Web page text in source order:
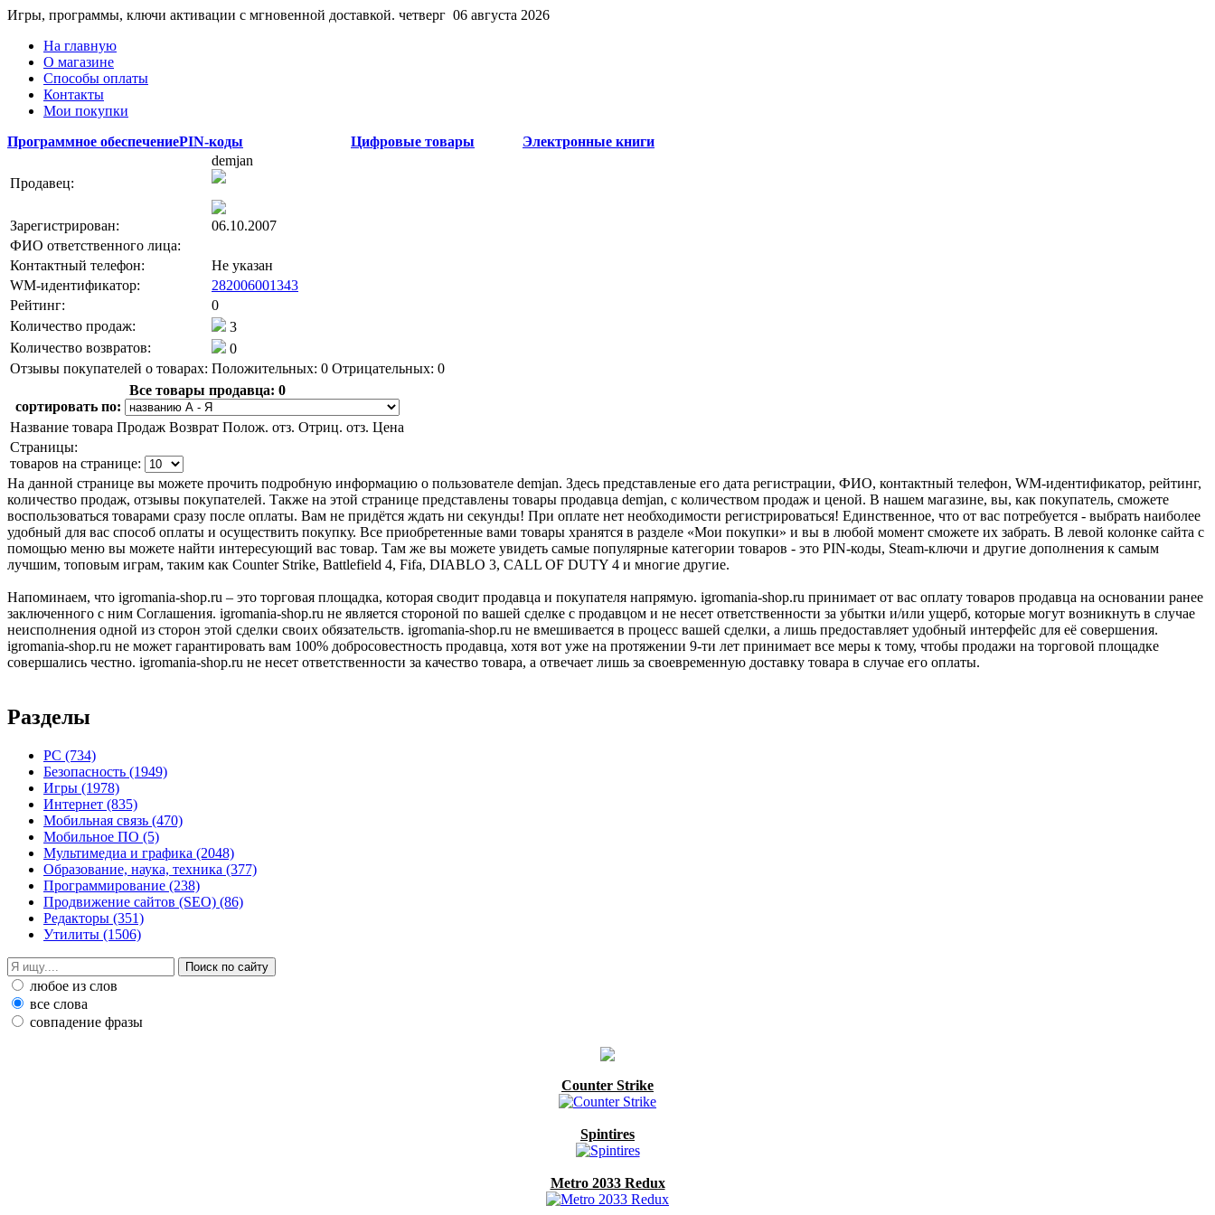
Игры, программы, ключи активации с мгновенной доставкой. четверг 06 августа 2026
На главную
О магазине
Способы оплаты
Контакты
Мои покупки
Программное обеспечениеPIN-коды Цифровые товары Электронные книги
Продавец:
demjan
Зарегистрирован:
06.10.2007
ФИО ответственного лица:
Контактный телефон:
Не указан
WM-идентификатор:
282006001343
Рейтинг:
0
Количество продаж:
3
Количество возвратов:
0
Отзывы покупателей о товарах: Положительных: 0 Отрицательных: 0
Все товары продавца: 0
сортировать по:
Название товара Продаж Возврат Полож. отз. Отриц. отз. Цена
Страницы:
товаров на странице:
На данной странице вы можете прочить подробную информацию о пользователе demjan. Здесь представленые его дата регистрации, ФИО, контактный телефон, WM-идентификатор, рейтинг,
количество продаж, отзывы покупателей. Также на этой странице представлены товары продавца demjan, с количеством продаж и ценой. В нашем магазине, вы, как покупатель, сможете
воспользоваться товарами сразу после оплаты. Вам не придётся ждать ни секунды! При оплате нет необходимости регистрироваться! Единственное, что от вас потребуется - выбрать наиболее
удобный для вас способ оплаты и осуществить покупку. Все приобретенные вами товары хранятся в разделе «Мои покупки» и вы в любой момент сможете их забрать. В левой колонке сайта с
помощью меню вы можете найти интересующий вас товар. Там же вы можете увидеть самые популярные категории товаров - это PIN-коды, Steam-ключи и другие дополнения к самым
лучшим, топовым играм, таким как Counter Strike, Battlefield 4, Fifa, DIABLO 3, CALL OF DUTY 4 и многие другие.
Напоминаем, что igromania-shop.ru – это торговая площадка, которая сводит продавца и покупателя напрямую. igromania-shop.ru принимает от вас оплату товаров продавца на основании ранее
заключенного с ним Соглашения. igromania-shop.ru не является стороной по вашей сделке с продавцом и не несет ответственности за убытки и/или ущерб, которые могут возникнуть в случае
неисполнения одной из сторон этой сделки своих обязательств. igromania-shop.ru не вмешивается в процесс вашей сделки, а лишь предоставляет удобный интерфейс для её совершения.
igromania-shop.ru не может гарантировать вам 100% добросовестность продавца, хотя вот уже на протяжении 9-ти лет принимает все меры к тому, чтобы продажи на торговой площадке
совершались честно. igromania-shop.ru не несет ответственности за качество товара, а отвечает лишь за своевременную доставку товара в случае его оплаты.
Разделы
PC (734)
Безопасность (1949)
Игры (1978)
Интернет (835)
Мобильная связь (470)
Мобильное ПО (5)
Мультимедиа и графика (2048)
Образование, наука, техника (377)
Программирование (238)
Продвижение сайтов (SEO) (86)
Редакторы (351)
Утилиты (1506)
любое из слов
все слова
совпадение фразы
Counter Strike
Spintires
Metro 2033 Redux